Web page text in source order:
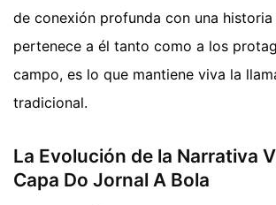
de conexión profunda con una historia
pertenece a él tanto como a los
campo, es lo que mantiene viva la
tradicional.
La Evolución de la Narrativa
Capa Do Jornal A Bola